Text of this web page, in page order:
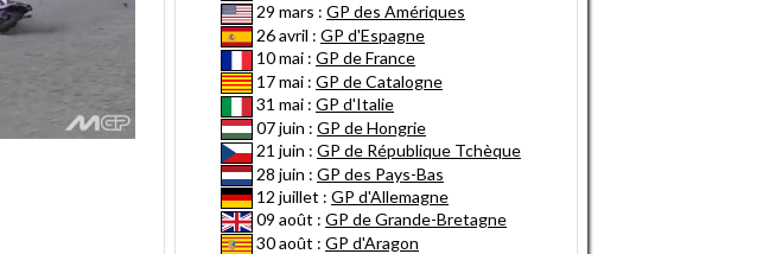
29 mars : GP des Amériques
26 avril : GP d'Espagne
10 mai : GP de France
17 mai : GP de Catalogne
31 mai : GP d'Italie
07 juin : GP de Hongrie
21 juin : GP de République Tchèque
28 juin : GP des Pays-Bas
12 juillet : GP d'Allemagne
09 août : GP de Grande-Bretagne
30 août : GP d'Aragon